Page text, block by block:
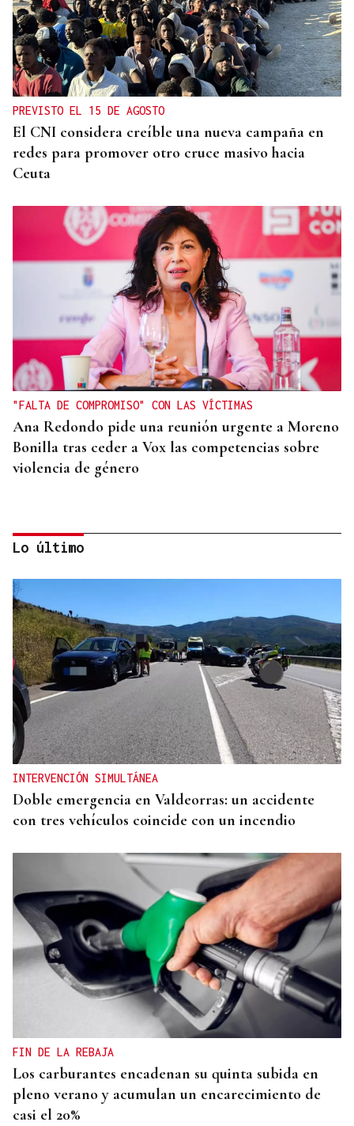
PREVISTO EL 15 DE AGOSTO
El CNI considera creíble una nueva campaña en
redes para promover otro cruce masivo hacia
Ceuta
"FALTA DE COMPROMISO" CON LAS VÍCTIMAS
Ana Redondo pide una reunión urgente a Moreno
Bonilla tras ceder a Vox las competencias sobre
violencia de género
CRECIMIENTO DEMOGRÁFICO
Gráfico | España roza los 50 millones de habitantes
tras alcanzar un nuevo máximo histórico
Lo último
INTERVENCIÓN SIMULTÁNEA
Doble emergencia en Valdeorras: un accidente
con tres vehículos coincide con un incendio
FIN DE LA REBAJA
Los carburantes encadenan su quinta subida en
pleno verano y acumulan un encarecimiento de
casi el 20%